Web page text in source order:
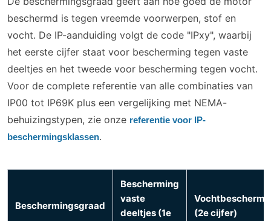
beschermd is tegen vreemde voorwerpen, stof en
vocht. De IP-aanduiding volgt de code "IPxy", waarbij
het eerste cijfer staat voor bescherming tegen vaste
deeltjes en het tweede voor bescherming tegen vocht.
Voor de complete referentie van alle combinaties van
IP00 tot IP69K plus een vergelijking met NEMA-
behuizingstypen, zie onze referentie voor IP-
beschermingsklassen.
Beschermingsgraad
Bescherming
vaste
deeltjes (1e
(2e cijfer)